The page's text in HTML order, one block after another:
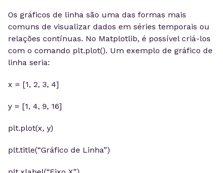
Os gráficos de linha são uma das formas mais
comuns de visualizar dados em séries temporais ou
relações contínuas. No Matplotlib, é possível criá-los
com o comando plt.plot(). Um exemplo de gráfico de
linha seria:
x = [1, 2, 3, 4]
y = [1, 4, 9, 16]
plt.plot(x, y)
plt.title(“Gráfico de Linha”)